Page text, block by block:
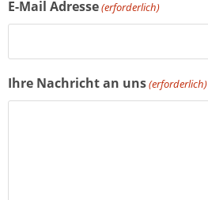
E-Mail Adresse(erforderlich)
Ihre Nachricht an uns(erforderlich)